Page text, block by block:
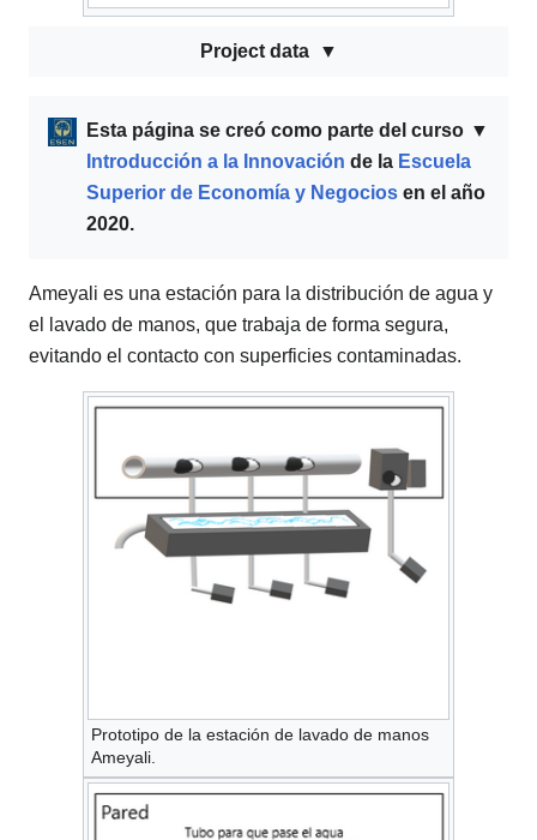
Project data
▼
Esta página se creó como parte del curso
Introducción a la Innovación de la Escuela
Superior de Economía y Negocios en el año
2020.
Ameyali es una estación para la distribución de agua y
el lavado de manos, que trabaja de forma segura,
evitando el contacto con superficies contaminadas.
Prototipo de la estación de lavado de manos
Ameyali.